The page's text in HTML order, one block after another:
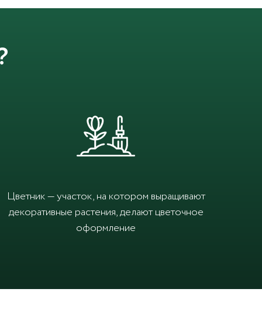
Цветник — участок, на котором выращивают
декоративные растения, делают цветочное
оформление